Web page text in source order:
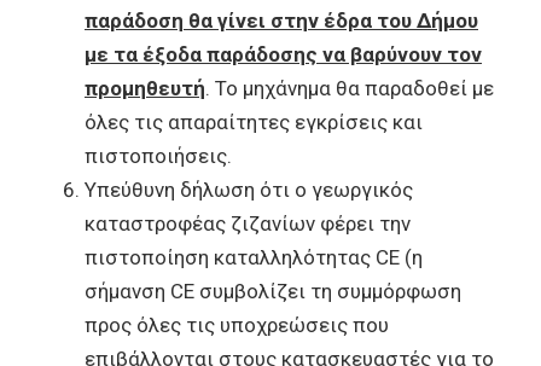
παράδοση θα γίνει στην έδρα του Δήμου
με τα έξοδα παράδοσης να βαρύνουν τον
προμηθευτή. Το μηχάνημα θα παραδοθεί με
όλες τις απαραίτητες εγκρίσεις και
πιστοποιήσεις.
Υπεύθυνη δήλωση ότι ο γεωργικός
καταστροφέας ζιζανίων φέρει την
πιστοποίηση καταλληλότητας CE (η
σήμανση CE συμβολίζει τη συμμόρφωση
προς όλες τις υποχρεώσεις που
επιβάλλονται στους κατασκευαστές για το